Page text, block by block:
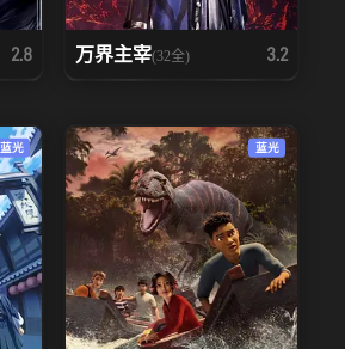
2.8 万界主宰(32全) 3.2
蓝光 蓝光